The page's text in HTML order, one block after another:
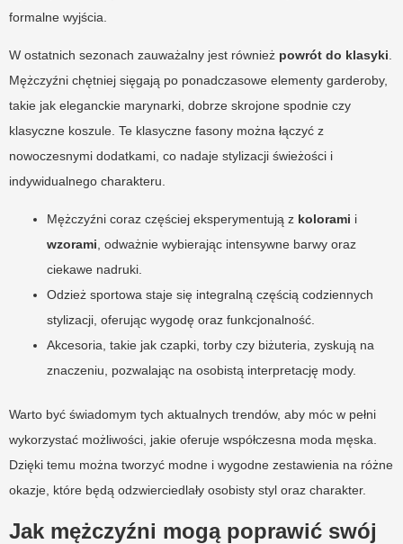
formalne wyjścia.
W ostatnich sezonach zauważalny jest również powrót do klasyki
Mężczyźni chętniej sięgają po ponadczasowe elementy garderoby,
takie jak eleganckie marynarki, dobrze skrojone spodnie czy
klasyczne koszule. Te klasyczne fasony można łączyć z
nowoczesnymi dodatkami, co nadaje stylizacji świeżości i
indywidualnego charakteru.
Mężczyźni coraz częściej eksperymentują z kolorami i
wzorami , odważnie wybierając intensywne barwy oraz
ciekawe nadruki.
Odzież sportowa staje się integralną częścią codziennych
stylizacji, oferując wygodę oraz funkcjonalność.
Akcesoria, takie jak czapki, torby czy biżuteria, zyskują na
znaczeniu, pozwalając na osobistą interpretację mody.
Warto być świadomym tych aktualnych trendów, aby móc w pełni
wykorzystać możliwości, jakie oferuje współczesna moda męska.
Dzięki temu można tworzyć modne i wygodne zestawienia na różne
okazje, które będą odzwierciedlały osobisty styl oraz charakter.
Jak mężczyźni mogą poprawić swój